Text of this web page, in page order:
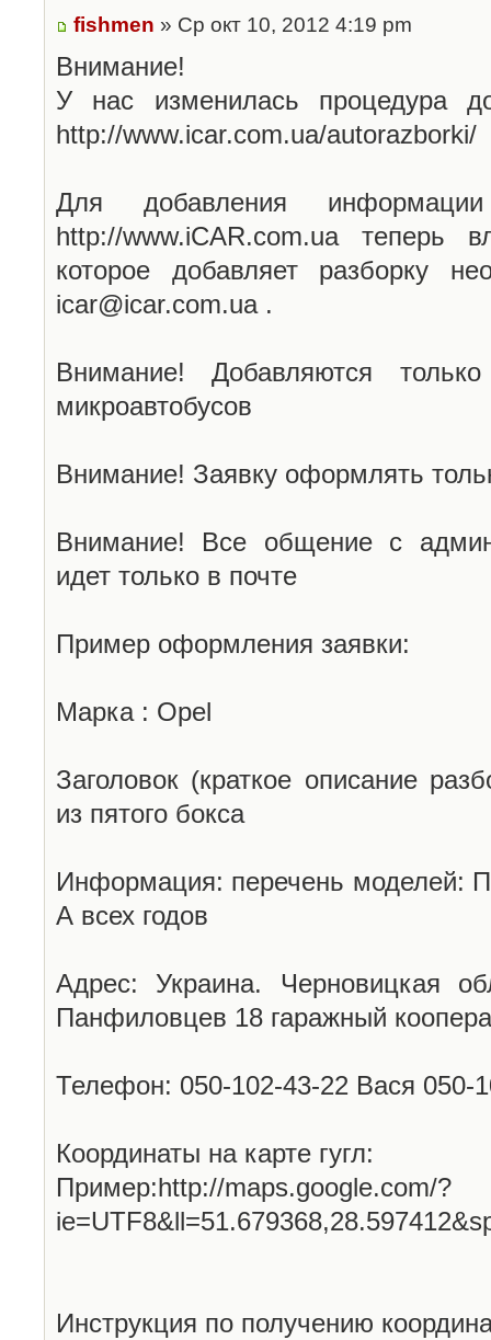
fishmen » Ср окт 10, 2012 4:19 pm
Внимание!
У нас изменилась процедура
http://www.icar.com.ua/autorazborki/
Для добавления
http://www.iCAR.com.ua теперь
которое добавляет разборку
icar@icar.com.ua .
Внимание! Добавляются
микроавтобусов
Внимание! Заявку оформлять
Внимание! Все общение с
идет только в почте
Пример оформления заявки:
Марка : Opel
Заголовок (краткое описание
из пятого бокса
Информация: перечень моделей:
А всех годов
Адрес: Украина. Черновицкая
Панфиловцев 18 гаражный
Телефон: 050-102-43-22 Вася 050-
Координаты на карте гугл:
Пример:http://maps.google.com/?
Инструкция по получению